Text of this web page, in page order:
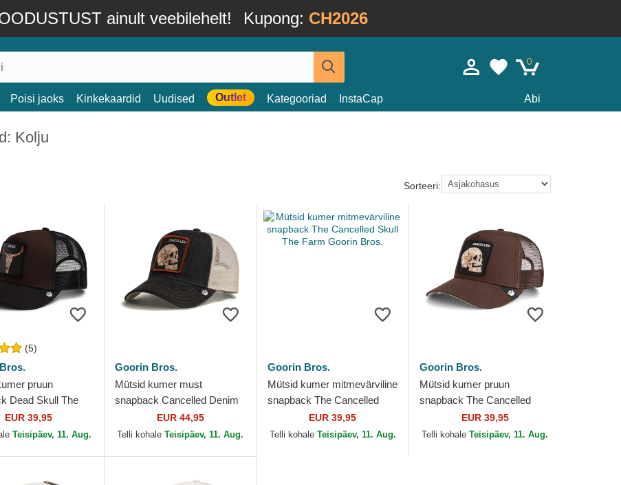
ainult veebilehelt! Kupong: CH2026
0
Poisi jaoks Kinkekaardid Uudised Outlet Kategooriad InstaCap Abi
Kolju
Sorteeri:
(5)
pruun
Dead Skull The
Bros.
EUR 39,95
Teisipäev, 11. Aug.
Goorin Bros.
Mütsid kumer must
snapback Cancelled Denim
Skull The Farm Goorin Bros.
EUR 44,95
Telli kohaleTeisipäev, 11. Aug.
Goorin Bros.
Mütsid kumer mitmevärviline
snapback The Cancelled
Skull The Farm Goorin Bros.
EUR 39,95
Telli kohale Teisipäev, 11. Aug.
Goorin Bros.
Mütsid kumer pruun
snapback The Cancelled
Skull Grit The Farm Goorin
Bros.
EUR 39,95
Telli kohaleTeisipäev, 11. Aug.